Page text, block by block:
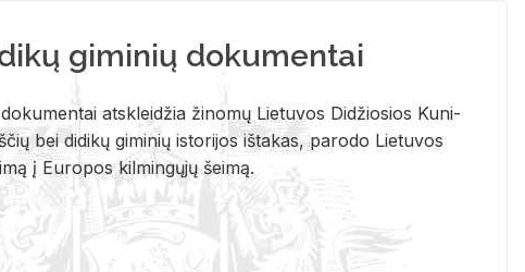
giminių dokumentai
at­sklei­džia ži­no­mų Lie­tu­vos Di­džio­sios Ku­ni­
bei di­di­kų gi­mi­nių is­to­ri­jos iš­ta­kas, pa­ro­do Lie­tu­vos
į Eu­ro­pos kil­min­gų­jų šei­mą.